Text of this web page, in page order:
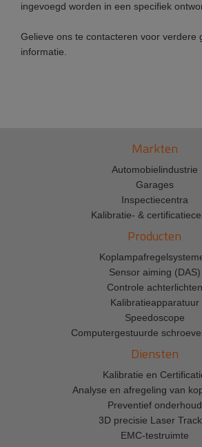
ingevoegd worden in een specifiek
Gelieve ons te contacteren voor verdere
informatie.
Markten
Automobielindustrie
Garages
Inspectiecentra
Kalibratie- &
Producten
Sensor aiming (DAS)
Controle achterlichten
Kalibratieapparatuur
Speedoscope
Computergestuurde
Diensten
Kalibratie en
Analyse en afregeling van
Preventief onderhoud
3D precisie Laser
EMC-testruimte